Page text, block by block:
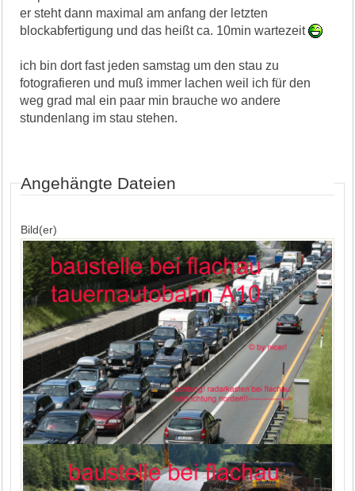
er steht dann maximal am anfang der letzten
blockabfertigung und das heißt ca. 10min wartezeit
ich bin dort fast jeden samstag um den stau zu
fotografieren und muß immer lachen weil ich für den
weg grad mal ein paar min brauche wo andere
stundenlang im stau stehen.
Angehängte Dateien
Bild(er)